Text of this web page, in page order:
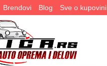
Brendovi Blog Sve o kupovini